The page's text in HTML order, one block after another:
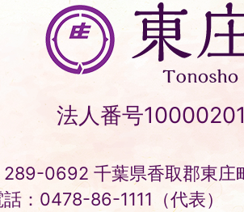
東
庄
町
Tonosho
Town
法人番号
289-0692 千葉県香取郡東庄
話：0478-86-1111（代表）